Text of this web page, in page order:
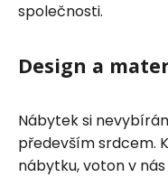
společnosti.
Design a
Nábytek si
především srdcem.
nábytku, voton v